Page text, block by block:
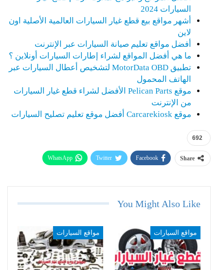
السيارات 2024
أشهر مواقع بيع قطع غيار السيارات العالمية الأصلية اون
لاين
أفضل مواقع تعليم صيانة السيارات عبر الإنترنت
ما هي أفضل المواقع لشراء إطارات السيارات أونلاين ؟
تطبيق MotorData OBD لتشخيص أعطال السيارات عبر
الهاتف المحمول
موقع Pelican Parts الأفضل لشراء قطع غيار السيارات
من الإنترنت
موقع Carcarekiosk أفضل موقع تعليم تصليح السيارات
692
Share
Facebook
Twitter
WhatsApp
You Might Also Like
مواقع السيارات مواقع السيارات